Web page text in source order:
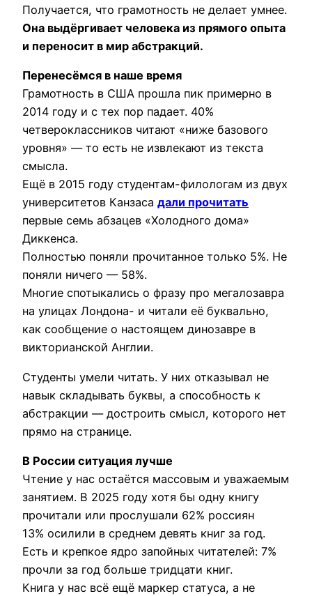
Получается, что грамотность не делает умнее.
Она выдёргивает человека из прямого опыта
и переносит в мир абстракций.
Перенесёмся в наше время
Грамотность в США прошла пик примерно в
2014 году и с тех пор падает. 40%
четвероклассников читают «ниже базового
уровня» — то есть не извлекают из текста
смысла.
Ещё в 2015 году студентам-филологам из двух
университетов Канзаса дали прочитать
первые семь абзацев «Холодного дома»
Диккенса.
Полностью поняли прочитанное только 5%. Не
поняли ничего — 58%.
Многие спотыкались о фразу про мегалозавра
на улицах Лондона- и читали её буквально,
как сообщение о настоящем динозавре в
викторианской Англии.
Студенты умели читать. У них отказывал не
навык складывать буквы, а способность к
абстракции — достроить смысл, которого нет
прямо на странице.
В России ситуация лучше
Чтение у нас остаётся массовым и уважаемым
занятием. В 2025 году хотя бы одну книгу
прочитали или прослушали 62% россиян
13% осилили в среднем девять книг за год.
Есть и крепкое ядро запойных читателей: 7%
прочли за год больше тридцати книг.
Книга у нас всё ещё маркер статуса, а не